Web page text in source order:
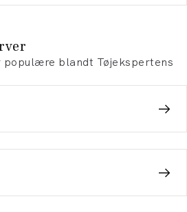
blandt Tøjekspertens